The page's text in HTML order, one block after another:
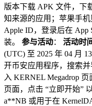
版本下载 APK 文件，下
知来源的应用；苹果手
Apple ID，登录后在 App
装。 参与活动： 活动时
(UTC) 至 2025 年 04 月
开币安应用程序，搜索
入 KERNEL Megadrop
页面，点击 “立即开始”
a**NB 或用于在